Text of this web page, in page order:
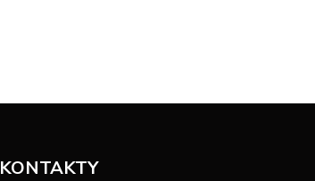
KONTAKTY